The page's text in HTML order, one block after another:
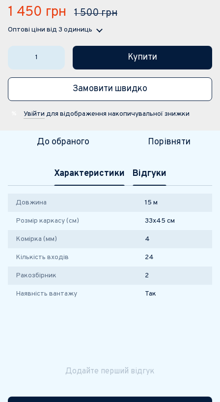
1 450 грн 1 500 грн
Оптові ціни від 3 одиниць
Купити
Замовити швидко
Увійти для відображення накопичувальної знижки
До обраного Порівняти
Характеристики Відгуки
Довжина 15 м
Розмір каркасу (см) 33х45 см
Комірка (мм) 4
Кількість входів 24
Ракозбірник 2
Наявність вантажу Так
Додайте перший відгук